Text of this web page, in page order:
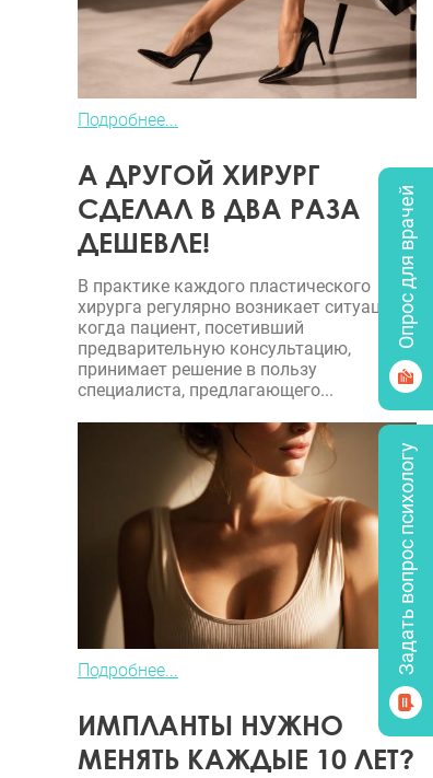
Подробнее...
А ДРУГОЙ ХИРУРГ
СДЕЛАЛ В ДВА РАЗА
ДЕШЕВЛЕ!
В практике каждого пластического
хирурга регулярно возникает ситуация,
когда пациент, посетивший
предварительную консультацию,
принимает решение в пользу
специалиста, предлагающего...
Подробнее...
ИМПЛАНТЫ НУЖНО
МЕНЯТЬ КАЖДЫЕ 10 ЛЕТ?
Опрос для врачей
Задать вопрос психологу